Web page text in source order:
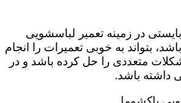
در زمینه تعمیر لباسشویی
بتواند به خوبی تعمیرات را انجام
متعددی را حل کرده باشد و در
داشته باشد.